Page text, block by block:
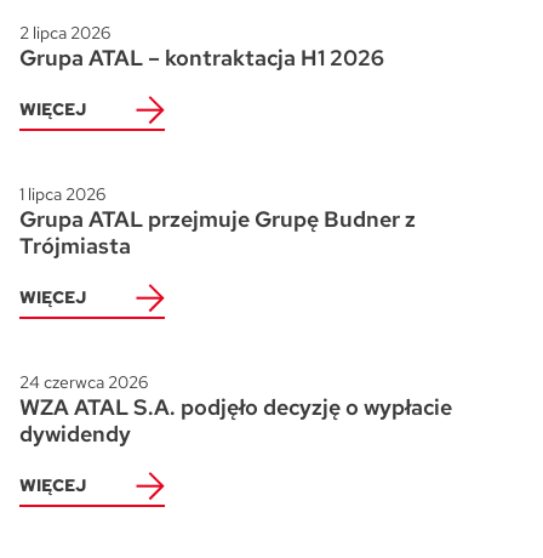
2 lipca 2026
Grupa ATAL – kontraktacja H1 2026
WIĘCEJ
1 lipca 2026
Grupa ATAL przejmuje Grupę Budner z
Trójmiasta
WIĘCEJ
24 czerwca 2026
WZA ATAL S.A. podjęło decyzję o wypłacie
dywidendy
WIĘCEJ